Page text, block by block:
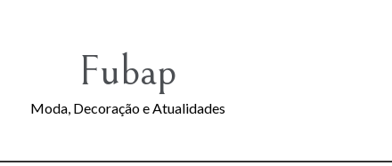
Fubap
Moda, Decoração e Atualidades